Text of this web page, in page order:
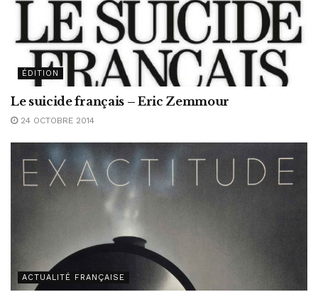
ÉDITION
Le suicide français – Eric Zemmour
24 OCTOBRE 2014
ACTUALITÉ FRANÇAISE